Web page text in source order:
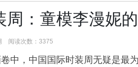
周：童模李漫妮
阅读次数：3375
中，中国国际时装周无疑是最